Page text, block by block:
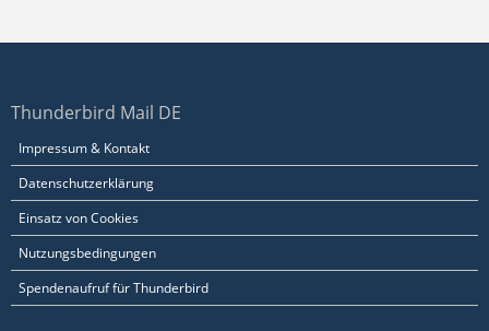
Thunderbird Mail DE
Impressum & Kontakt
Datenschutzerklärung
Einsatz von Cookies
Nutzungsbedingungen
Spendenaufruf für Thunderbird